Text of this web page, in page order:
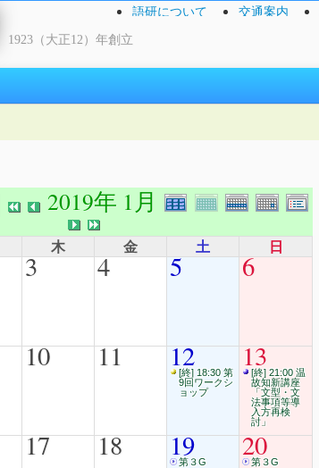
1923（大正12）年創立
語研について 交通案内
2019年 1月
木 金 土 日
3 4 5 6
10 11 12
[終] 18:30 第
9回ワークシ
ョップ
13
[終] 21:00 温
故知新講座
「文型・文
法事項等導
入方再検
討」
17 18 19
第３G 20
第３G